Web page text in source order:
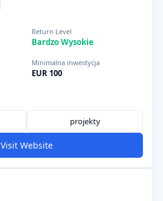
Return Level
Bardzo Wysokie
Minimalna inwestycja
EUR 100
projekty
Visit Website